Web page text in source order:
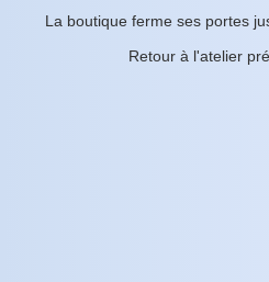
La boutique ferme ses portes
Retour à l'atelier